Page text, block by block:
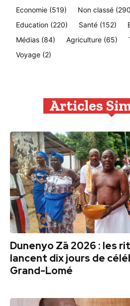
Economie (519) Non classé
Education (220) Santé (152)
Médias (84) Agriculture (65)
Voyage (2)
Articles
Dunenyo Zā 2026 : les
lancent dix jours de
Grand-Lomé